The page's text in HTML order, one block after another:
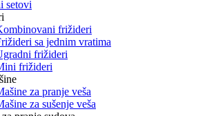
setovi
frižideri
sa jednim vratima
frižideri
frižideri
za pranje veša
za sušenje veša